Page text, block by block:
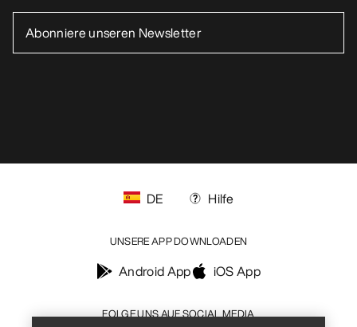
FOLGE UNS AUF SOCIAL MEDIA
DE Hilfe
UNSERE APP DOWNLOADEN
Android App iOS App